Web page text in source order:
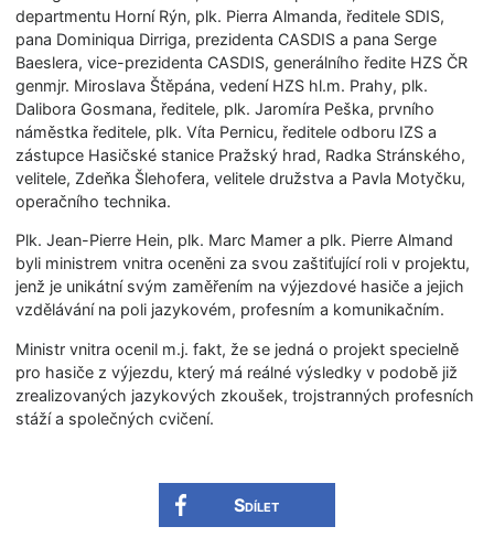
departmentu Horní Rýn, plk. Pierra Almanda, ředitele SDIS,
pana Dominiqua Dirriga, prezidenta CASDIS a pana Serge
Baeslera, vice-prezidenta CASDIS, generálního ředite HZS ČR
genmjr. Miroslava Štěpána, vedení HZS hl.m. Prahy, plk.
Dalibora Gosmana, ředitele, plk. Jaromíra Peška, prvního
náměstka ředitele, plk. Víta Pernicu, ředitele odboru IZS a
zástupce Hasičské stanice Pražský hrad, Radka Stránského,
velitele, Zdeňka Šlehofera, velitele družstva a Pavla Motyčku,
operačního technika.
Plk. Jean-Pierre Hein, plk. Marc Mamer a plk. Pierre Almand
byli ministrem vnitra oceněni za svou zaštiťující roli v projektu,
jenž je unikátní svým zaměřením na výjezdové hasiče a jejich
vzdělávání na poli jazykovém, profesním a komunikačním.
Ministr vnitra ocenil m.j. fakt, že se jedná o projekt specielně
pro hasiče z výjezdu, který má reálné výsledky v podobě již
zrealizovaných jazykových zkoušek, trojstranných profesních
stáží a společných cvičení.
Sdílet